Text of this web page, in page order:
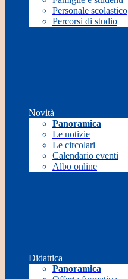
Personale scolastico
Percorsi di studio
Novità
Panoramica
Le notizie
Le circolari
Calendario eventi
Albo online
Didattica
Panoramica